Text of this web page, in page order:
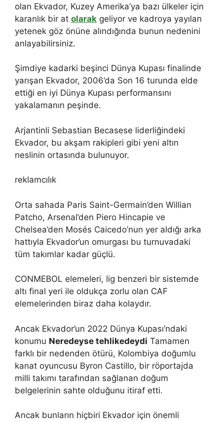
olan Ekvador, Kuzey Amerika’ya bazı ülkeler için
karanlık bir at olarak geliyor ve kadroya yayılan
yetenek göz önüne alındığında bunun nedenini
anlayabilirsiniz.
Şimdiye kadarki beşinci Dünya Kupası finalinde
yarışan Ekvador, 2006’da Son 16 turunda elde
ettiği en iyi Dünya Kupası performansını
yakalamanın peşinde.
Arjantinli Sebastian Becasese liderliğindeki
Ekvador, bu akşam rakipleri gibi yeni altın
neslinin ortasında bulunuyor.
reklamcılık
Orta sahada Paris Saint-Germain’den Willian
Patcho, Arsenal’den Piero Hincapie ve
Chelsea’den Mosés Caicedo’nun yer aldığı arka
hattıyla Ekvador’un omurgası bu turnuvadaki
tüm takımlar kadar güçlü.
CONMEBOL elemeleri, lig benzeri bir sistemde
altı final yeri ile oldukça zorlu olan CAF
elemelerinden biraz daha kolaydır.
Ancak Ekvador’un 2022 Dünya Kupası’ndaki
konumu Neredeyse tehlikedeydi Tamamen
farklı bir nedenden ötürü, Kolombiya doğumlu
kanat oyuncusu Byron Castillo, bir röportajda
milli takımı tarafından sağlanan doğum
belgelerinin sahte olduğunu itiraf etti.
Ancak bunların hiçbiri Ekvador için önemli